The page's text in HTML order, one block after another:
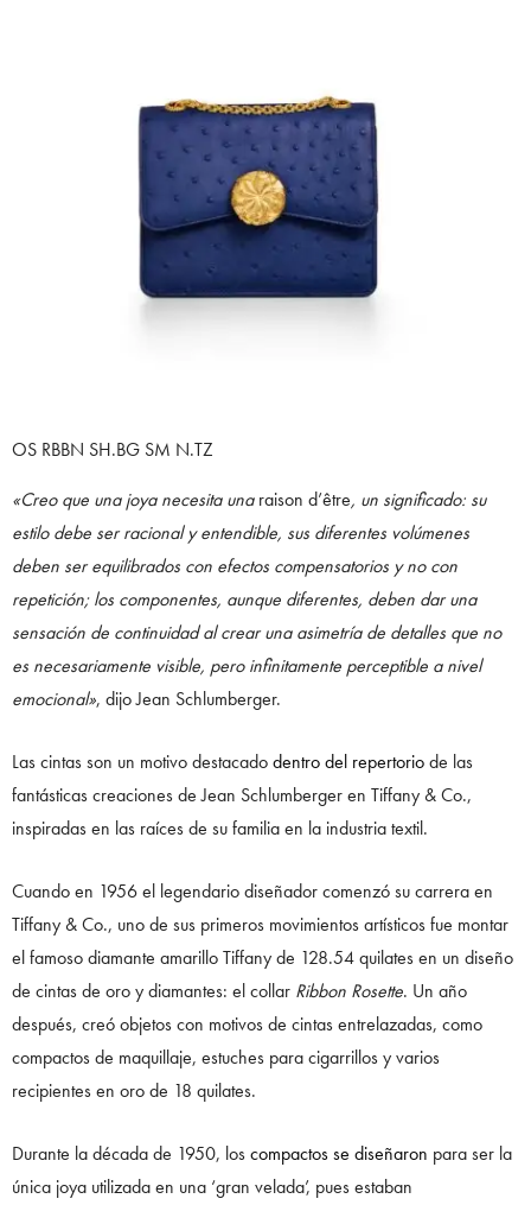
OS RBBN SH.BG SM N.TZ
«Creo que una joya necesita unaraison d’être, un significado: su
estilo debe ser racional y entendible, sus diferentes volúmenes
deben ser equilibrados con efectos compensatorios y no con
repetición; los componentes, aunque diferentes, deben dar una
sensación de continuidad al crear una asimetría de detalles que no
es necesariamente visible, pero infinitamente perceptible a nivel
emocional», dijo Jean Schlumberger.
Las cintas son un motivo destacadodentro del repertoriode las
fantásticas creaciones de Jean Schlumberger en Tiffany & Co.,
inspiradas en las raíces de su familia en la industria textil.
Cuando en 1956 el legendario diseñador comenzó su carrera en
Tiffany & Co., uno de sus primeros movimientos artísticos fue montar
el famoso diamante amarillo Tiffany de 128.54 quilates en un diseño
de cintas de oro y diamantes: el collar Ribbon Rosette. Un año
después, creó objetos con motivos de cintas entrelazadas, como
compactos de maquillaje, estuches para cigarrillos y varios
recipientes en oro de 18 quilates.
Durante la década de 1950, loscompactos se diseñaron para ser la
única joya utilizada en una ‘gran velada’, pues estaban